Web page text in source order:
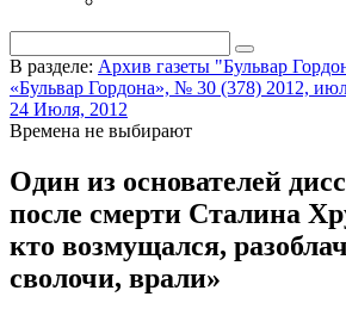
В разделе: Архив газеты "Бульвар
«Бульвар Гордона», № 30 (378) 2012,
24 Июля, 2012
Времена не выбирают
Один из основателей
после смерти Сталина
кто возмущался,
сволочи, врали»